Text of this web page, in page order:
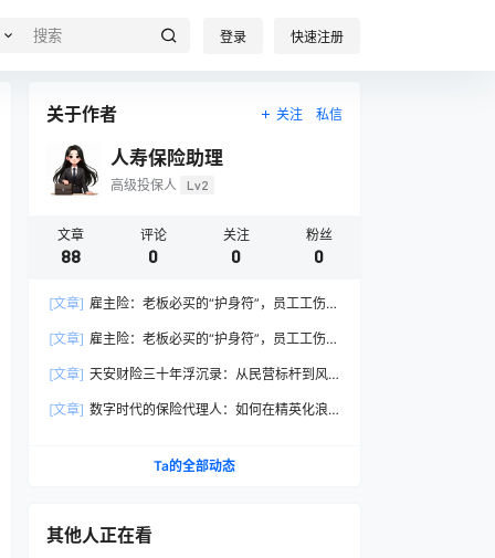
登录 快速注册
关于作者 关注 私信
人寿保险助理
高级投保人 Lv2
文章
88
评论
0
关注
0
粉丝
0
[文章] 雇主险：老板必买的“护身符”，员工工伤的
[文章] 雇主险：老板必买的“护身符”，员工工伤的
[文章] 天安财险三十年浮沉录：从民营标杆到风
[文章] 数字时代的保险代理人：如何在精英化浪
Ta的全部动态
其他人正在看